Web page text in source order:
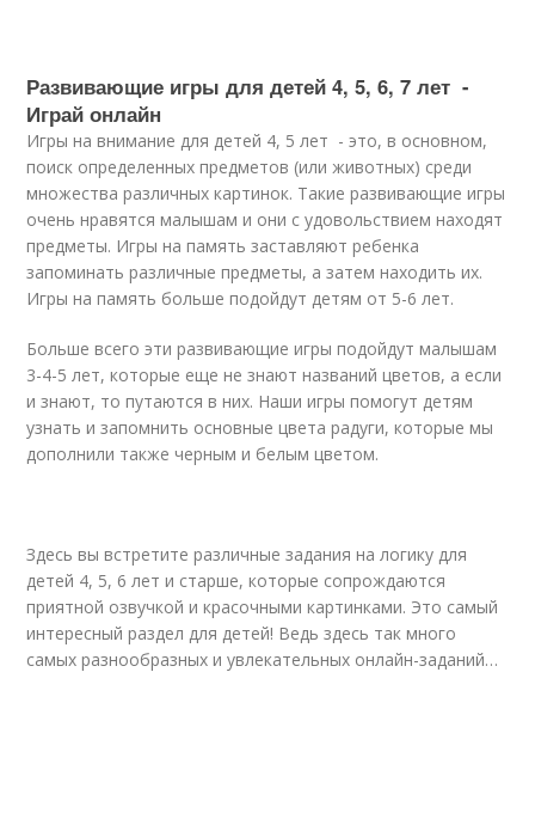
Развивающие игры для детей 4, 5, 6, 7 лет -
Играй онлайн
Игры на внимание для детей 4, 5 лет - это, в основном,
поиск определенных предметов (или животных) среди
множества различных картинок. Такие развивающие игры
очень нравятся малышам и они с удовольствием находят
предметы. Игры на память заставляют ребенка
запоминать различные предметы, а затем находить их.
Игры на память больше подойдут детям от 5-6 лет.
Больше всего эти развивающие игры подойдут малышам
3-4-5 лет, которые еще не знают названий цветов, а если
и знают, то путаются в них. Наши игры помогут детям
узнать и запомнить основные цвета радуги, которые мы
дополнили также черным и белым цветом.
Здесь вы встретите различные задания на логику для
детей 4, 5, 6 лет и старше, которые сопрождаются
приятной озвучкой и красочными картинками. Это самый
интересный раздел для детей! Ведь здесь так много
самых разнообразных и увлекательных онлайн-заданий…